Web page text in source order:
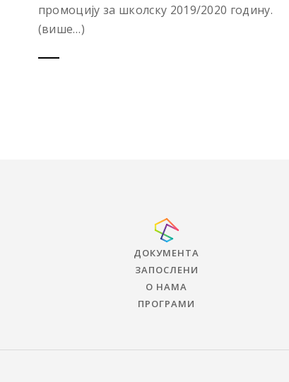
промоцију за школску 2019/2020 годину.
(више…)
ДОКУМЕНТА
ЗАПОСЛЕНИ
О НАМА
ПРОГРАМИ